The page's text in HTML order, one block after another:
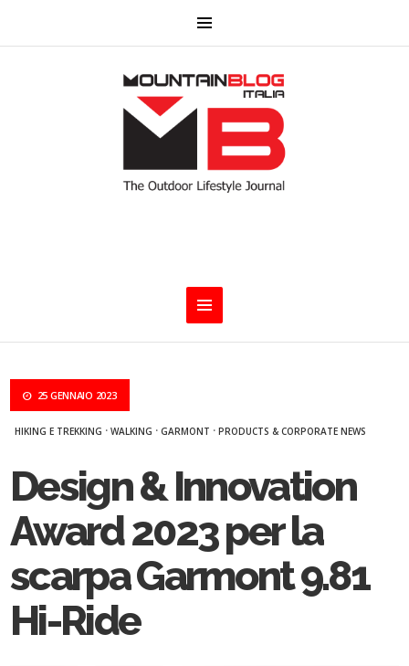
25 GENNAIO 2023
HIKING E TREKKING ·WALKING ·GARMONT ·PRODUCTS & CORPORATE NEWS
Design & Innovation
Award 2023 per la
scarpa Garmont 9.81
Hi-Ride